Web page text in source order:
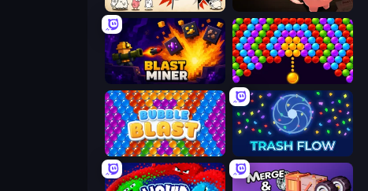
Gun Hero: Cat Survival Bills Must Be Paid
Blast Miner Bubble Story
Bubble Blast Trash Flow